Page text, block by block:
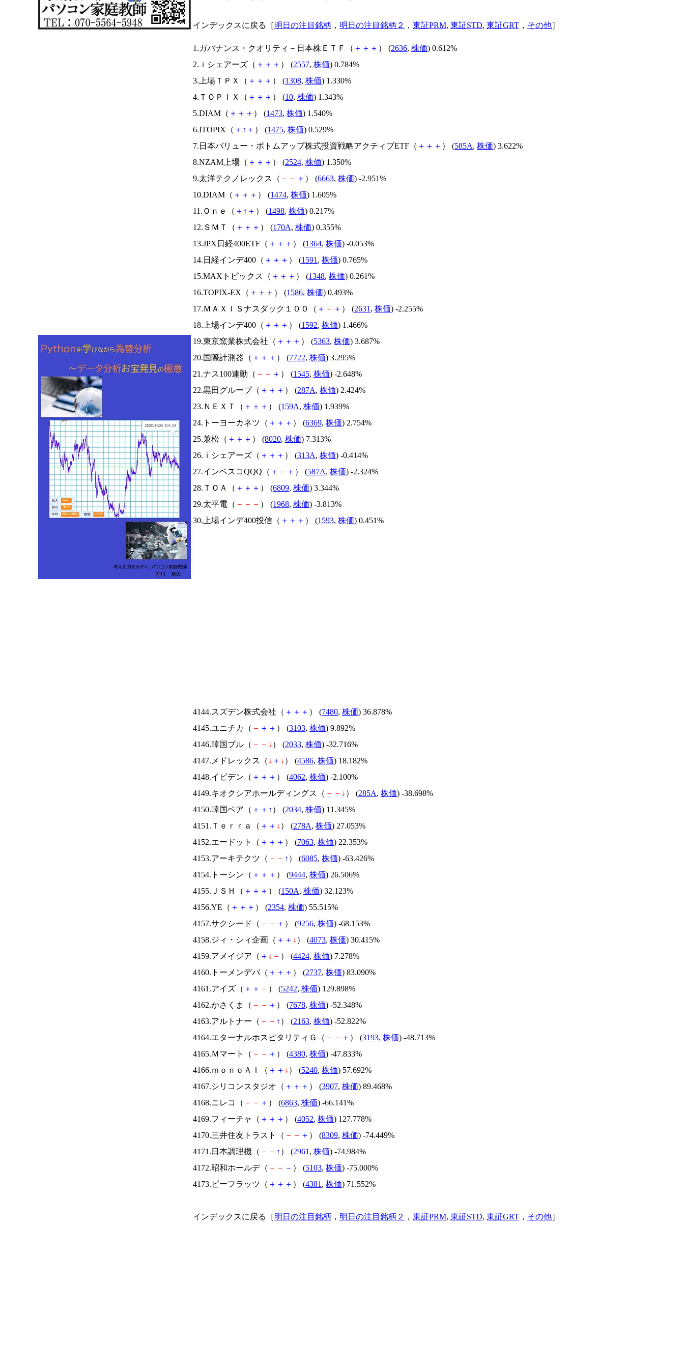
インデックスに戻る［明日の注目銘柄 ， 明日の注目銘柄２ ， 東証PRM, 東証STD, 東証GRT ， その他］
1.ガバナンス・クオリティ－日本株ＥＴＦ（ ＋ ＋ ＋ ） (2636, 株価) 0.612%
2.ｉシェアーズ（ ＋ ＋ ＋ ） (2557, 株価) 0.784%
3.上場ＴＰＸ（ ＋ ＋ ＋ ） (1308, 株価) 1.330%
4.ＴＯＰＩＸ（ ＋ ＋ ＋ ） (10, 株価) 1.343%
5.DIAM（ ＋ ＋ ＋ ） (1473, 株価) 1.540%
6.ITOPIX（ ＋ ↑ ＋ ） (1475, 株価) 0.529%
7.日本バリュー・ボトムアップ株式投資戦略アクティブETF（ ＋ ＋ ＋ ） (585A, 株価) 3.622%
8.NZAM上場（ ＋ ＋ ＋ ） (2524, 株価) 1.350%
9.太洋テクノレックス（ － － ＋ ） (6663, 株価) -2.951%
10.DIAM（ ＋ ＋ ＋ ） (1474, 株価) 1.605%
11.Ｏｎｅ（ ＋ ↑ ＋ ） (1498, 株価) 0.217%
12.ＳＭＴ（ ＋ ＋ ＋ ） (170A, 株価) 0.355%
13.JPX日経400ETF（ ＋ ＋ ＋ ） (1364, 株価) -0.053%
14.日経インデ400（ ＋ ＋ ＋ ） (1591 , 株価) 0.765%
15.MAXトピックス（ ＋ ＋ ＋ ） (1348, 株価) 0.261%
16.TOPIX-EX（ ＋ ＋ ＋ ） (1586, 株価) 0.493%
17.ＭＡＸＩＳナスダック１００（ ＋ － ＋ ） (2631 , 株価) -2.255%
18.上場インデ400（ ＋ ＋ ＋ ） (1592, 株価) 1.466%
19.東京窯業株式会社（ ＋ ＋ ＋ ） (5363, 株価) 3.687%
20.国際計測器（ ＋ ＋ ＋ ） (7722, 株価) 3.295%
21.ナス100連動（ － － ＋ ） (1545, 株価) -2.648%
22.黒田グループ（ ＋ ＋ ＋ ） (287A, 株価) 2.424%
23.ＮＥＸＴ（ ＋ ＋ ＋ ） (159A, 株価) 1.939%
24.トーヨーカネツ（ ＋ ＋ ＋ ） (6369, 株価) 2.754%
25.兼松（ ＋ ＋ ＋ ） (8020, 株価) 7.313%
26.ｉシェアーズ（ ＋ ＋ ＋ ） (313A, 株価) -0.414%
27.インベスコQQQ（ ＋ － ＋ ） (587A, 株価) -2.324%
28.ＴＯＡ（ ＋ ＋ ＋ ） (6809, 株価) 3.344%
29.太平電（ － － － ） (1968, 株価) -3.813%
30.上場インデ400投信（ ＋ ＋ ＋ ） (1593, 株価) 0.451%
4144.スズデン株式会社（ ＋ ＋ ＋ ） (7480, 株価) 36.878%
4145.ユニチカ（ － ＋ ＋ ） (3103, 株価) 9.892%
4146.韓国ブル（ － － ↓ ） (2033, 株価) -32.716%
4147.メドレックス（ ↓ ＋ ↓ ） (4586, 株価) 18.182%
4148.イビデン（ ＋ ＋ ＋ ） (4062, 株価) -2.100%
4149.キオクシアホールディングス（ － － ↓ ） (285A, 株価) -38.698%
4150.韓国ベア（ ＋ ＋ ↑ ） (2034, 株価) 11.345%
4151.Ｔｅｒｒａ（ ＋ ＋ ↓ ） (278A, 株価) 27.053%
4152.エードット（ ＋ ＋ ＋ ） (7063, 株価) 22.353%
4153.アーキテクツ（ － － ↑ ） (6085, 株価) -63.426%
4154.トーシン（ ＋ ＋ ＋ ） (9444, 株価) 26.506%
4155.ＪＳＨ（ ＋ ＋ ＋ ） (150A, 株価) 32.123%
4156.YE（ ＋ ＋ ＋ ） (2354, 株価) 55.515%
4157.サクシード（ － － ＋ ） (9256, 株価) -68.153%
4158.ジィ・シィ企画（ ＋ ＋ ↓ ） (4073, 株価) 30.415%
4159.アメイジア（ ＋ ↓ － ） (4424, 株価) 7.278%
4160.トーメンデバ（ ＋ ＋ ＋ ） (2737, 株価) 83.090%
4161.アイズ（ ＋ ＋ － ） (5242, 株価) 129.898%
4162.かさくま（ － － ＋ ） (7678, 株価) -52.348%
4163.アルトナー（ － － ↑ ） (2163, 株価) -52.822%
4164.エターナルホスピタリティＧ（ － － ＋ ） (3193, 株価) -48.713%
4165.Ｍマート（ － － ＋ ） (4380, 株価) -47.833%
4166.ｍｏｎｏＡＩ（ ＋ ＋ ↓ ） (5240, 株価) 57.692%
4167.シリコンスタジオ（ ＋ ＋ ＋ ） (3907, 株価) 89.468%
4168.ニレコ（ － － ＋ ） (6863, 株価) -66.141%
4169.フィーチャ（ ＋ ＋ ＋ ） (4052, 株価) 127.778%
4170.三井住友トラスト（ － － ＋ ） (8309, 株価) -74.449%
4171.日本調理機（ － － ↑ ） (2961 , 株価) -74.984%
4172.昭和ホールデ（ － － － ） (5103, 株価) -75.000%
4173.ビーフラッツ（ ＋ ＋ ＋ ） (4381 , 株価) 71.552%
インデックスに戻る［明日の注目銘柄 ， 明日の注目銘柄２ ， 東証PRM, 東証STD, 東証GRT ， その他］